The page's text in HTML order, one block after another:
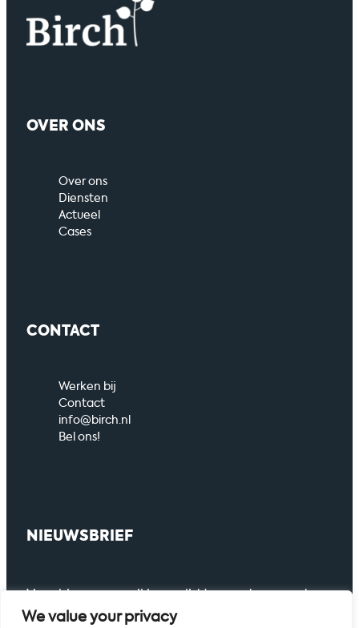
We value your privacy
OVER ONS
Over ons
Diensten
Actueel
Cases
CONTACT
Werken bij
Contact
info@birch.nl
Bel ons!
NIEUWSBRIEF
Voer hier uw email in om lid te worden van de
nieuwsbrief.